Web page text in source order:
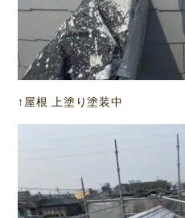
↑屋根 上塗り塗装中